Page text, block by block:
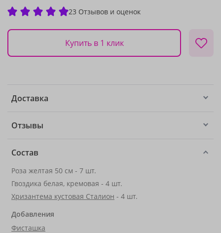
23 Отзывов и оценок
Купить в 1 клик
Доставка
Отзывы
Состав
Роза желтая 50 см - 7 шт.
Гвоздика белая, кремовая - 4 шт.
Хризантема кустовая Сталион - 4 шт.
Добавления
Фисташка